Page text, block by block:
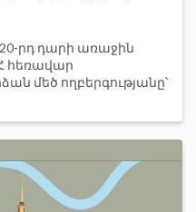
րդ դարի առաջին
հեռավար
մեծ ողբերգությանը՝